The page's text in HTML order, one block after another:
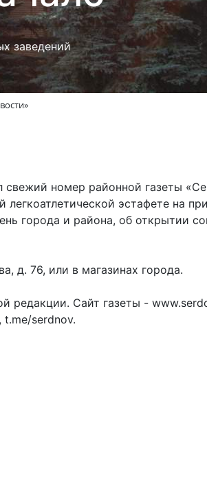
и спорта
номер районной газеты
города и района, об открытии
д. 76, или в магазинах города.
serdnov.